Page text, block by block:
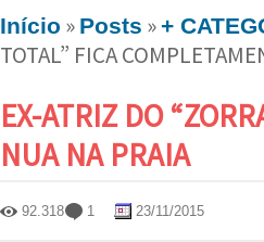
Início » Posts »+
TOTAL” FICA
EX-ATRIZ DO
NUA NA PRAIA
92.318 1 23/11/2015